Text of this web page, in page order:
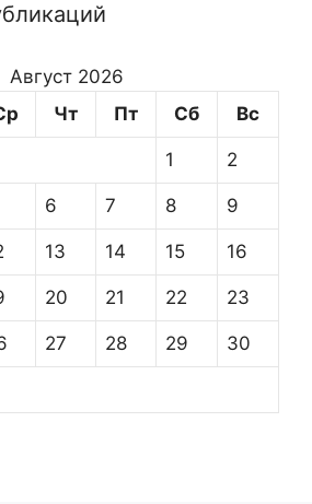
Август 2026
Чт Пт Сб Вс
1 2
6 7 8 9
13 14 15 16
20 21 22 23
27 28 29 30